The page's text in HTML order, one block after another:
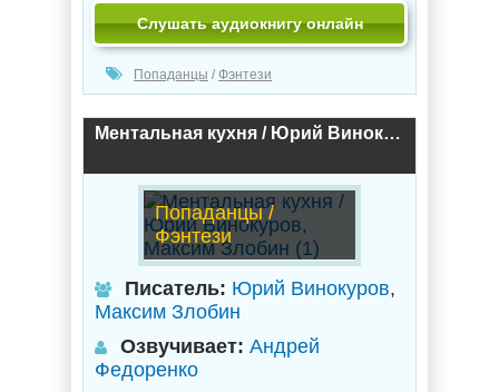
Слушать аудиокнигу онлайн
Попаданцы / Фэнтези
Ментальная кухня / Юрий Винокуров, Максим Злобин (1)
Попаданцы /
Фэнтези
Писатель: Юрий Винокуров,
Максим Злобин
Озвучивает: Андрей
Федоренко